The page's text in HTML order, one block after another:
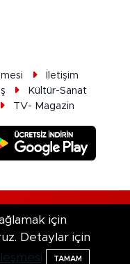
İletişim
Kültür-Sanat
TV- Magazin
Bilişim
için
Detaylar için
TAMAM